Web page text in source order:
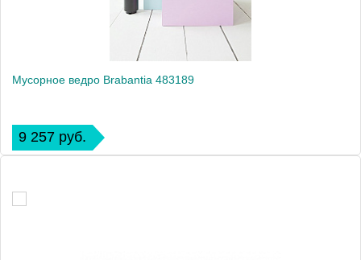
Мусорное ведро Brabantia 483189
9 257 руб.